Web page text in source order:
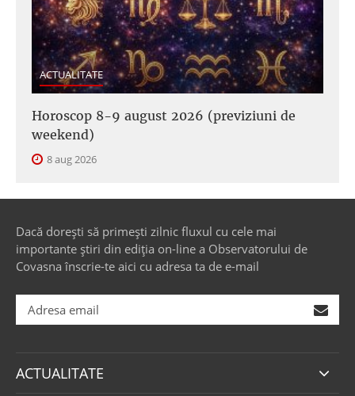
ACTUALITATE
Horoscop 8-9 august 2026 (previziuni de
weekend)
8 aug 2026
Dacă dorești să primești zilnic fluxul cu cele mai
importante știri din ediția on-line a Observatorului de
Covasna înscrie-te aici cu adresa ta de e-mail
ACTUALITATE